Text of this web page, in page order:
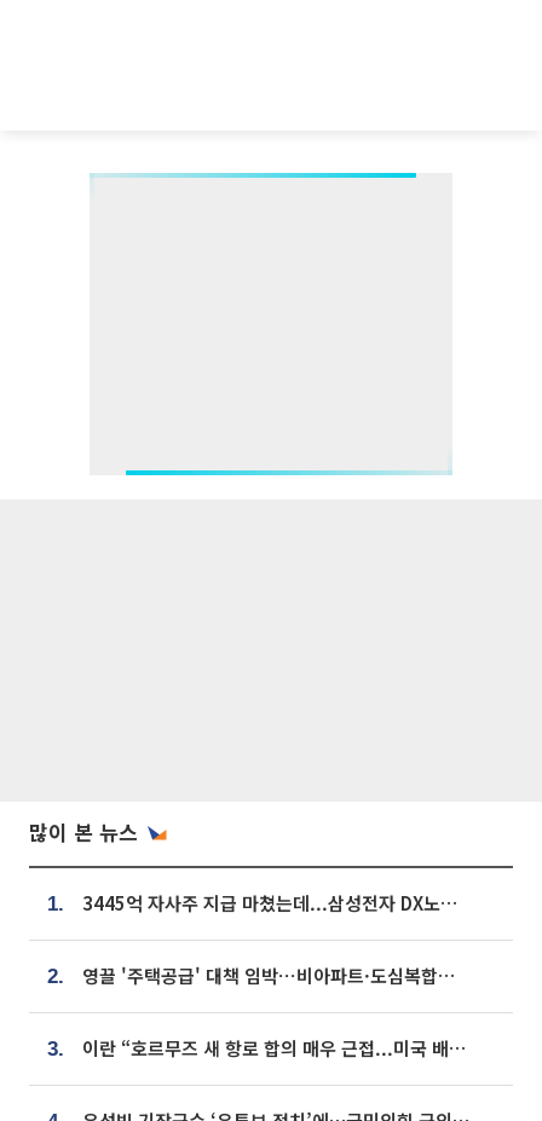
많이 본 뉴스
1. 3445억 자사주 지급 마쳤는데...삼성전자 DX노조, 뒤늦은 '떼쓰기 집회'
2. 영끌 '주택공급' 대책 임박⋯비아파트·도심복합까지 총동원
3. 이란 “호르무즈 새 항로 합의 매우 근접...미국 배상 먼저”